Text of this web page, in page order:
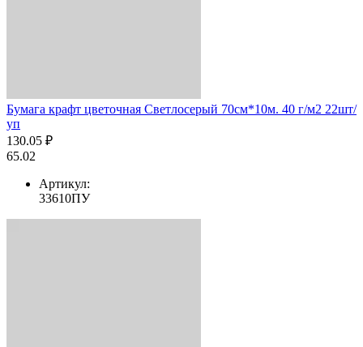
Бумага крафт цветочная Светлосерый 70см*10м. 40 г/м2 22шт/
уп
130.05 ₽
65.02
Артикул:
33610ПУ